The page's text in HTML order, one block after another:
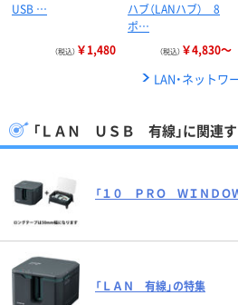
USB …
（税込） ￥1,480
ハブ（LANハブ） 8
ポ…
（税込） ￥4,830～
LAN・ネット
「ＬＡＮ ＵＳＢ 有線」に関連
「１０ ＰＲＯ ＷＩＮＤＯ
「ＬＡＮ 有線」の特集